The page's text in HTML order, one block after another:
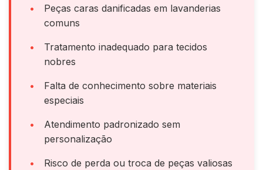
Peças caras danificadas em lavanderias
comuns
Tratamento inadequado para tecidos
nobres
Falta de conhecimento sobre materiais
especiais
Atendimento padronizado sem
personalização
Risco de perda ou troca de peças valiosas